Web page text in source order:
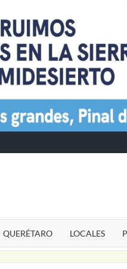
QUERÉTARO LOCALES